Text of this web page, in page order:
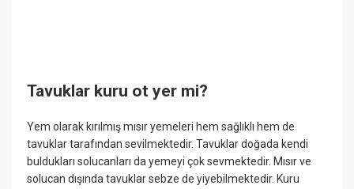
Tavuklar kuru ot yer mi?
Yem olarak kırılmış mısır yemeleri hem sağlıklı hem de
tavuklar tarafından sevilmektedir. Tavuklar doğada kendi
buldukları solucanları da yemeyi çok sevmektedir. Mısır ve
solucan dışında tavuklar sebze de yiyebilmektedir. Kuru